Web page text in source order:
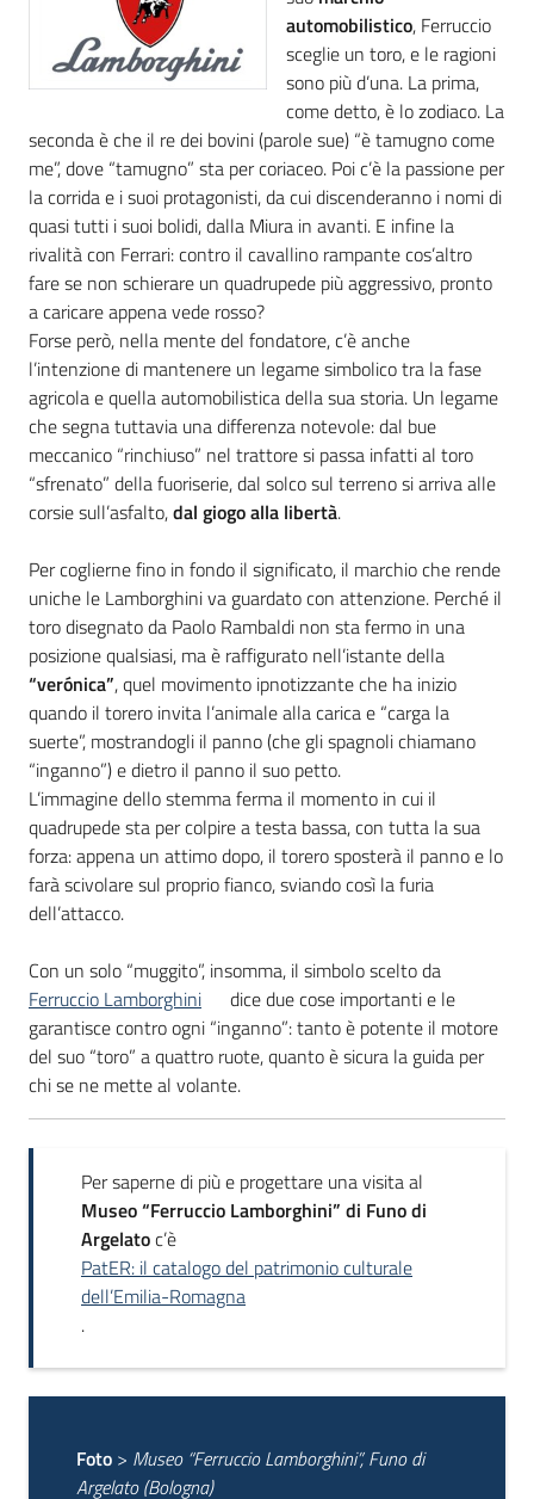
automobilistico, Ferruccio
sceglie un toro, e le ragioni
sono più d’una. La prima,
come detto, è lo zodiaco. La
seconda è che il re dei bovini (parole sue) “è tamugno come
me”, dove “tamugno” sta per coriaceo. Poi c’è la passione per
la corrida e i suoi protagonisti, da cui discenderanno i nomi di
quasi tutti i suoi bolidi, dalla Miura in avanti. E infine la
rivalità con Ferrari: contro il cavallino rampante cos’altro
fare se non schierare un quadrupede più aggressivo, pronto
a caricare appena vede rosso?
Forse però, nella mente del fondatore, c’è anche
l’intenzione di mantenere un legame simbolico tra la fase
agricola e quella automobilistica della sua storia. Un legame
che segna tuttavia una differenza notevole: dal bue
meccanico “rinchiuso” nel trattore si passa infatti al toro
“sfrenato” della fuoriserie, dal solco sul terreno si arriva alle
corsie sull’asfalto,dal giogo alla libertà.
Per coglierne fino in fondo il significato, il marchio che rende
uniche le Lamborghini va guardato con attenzione. Perché il
toro disegnato da Paolo Rambaldi non sta fermo in una
posizione qualsiasi, ma è raffigurato nell’istante della
“verónica”, quel movimento ipnotizzante che ha inizio
quando il torero invita l’animale alla carica e “carga la
suerte”, mostrandogli il panno (che gli spagnoli chiamano
“inganno”) e dietro il panno il suo petto.
L’immagine dello stemma ferma il momento in cui il
quadrupede sta per colpire a testa bassa, con tutta la sua
forza: appena un attimo dopo, il torero sposterà il panno e lo
farà scivolare sul proprio fianco, sviando così la furia
dell’attacco.
Con un solo “muggito”, insomma, il simbolo scelto da
Ferruccio Lamborghini
dice due cose importanti e le
garantisce contro ogni “inganno”: tanto è potente il motore
del suo “toro” a quattro ruote, quanto è sicura la guida per
chi se ne mette al volante.
Per saperne di più e progettare una visita al
Museo “Ferruccio Lamborghini” di Funo di
Argelatoc’è
PatER: il catalogo del patrimonio culturale
dell’Emilia-Romagna
.
Foto > Museo “Ferruccio Lamborghini”, Funo di
Argelato (Bologna)